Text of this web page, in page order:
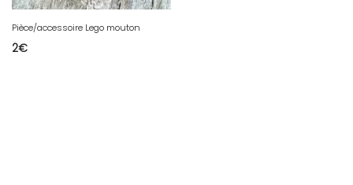
Pièce/accessoire Lego mouton
2€